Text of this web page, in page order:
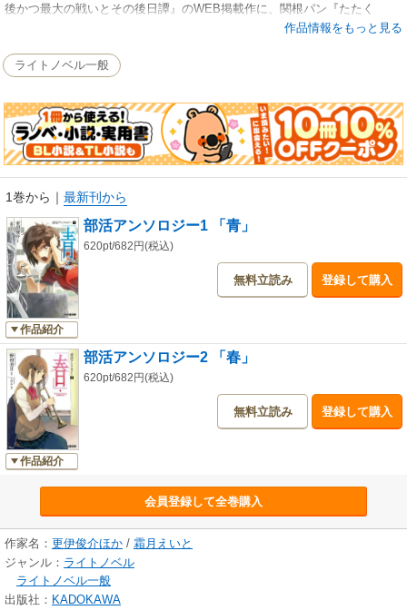
後かつ最大の戦いとその後日譚』のWEB掲載作に、関根パン『たたく
ぶ』、櫂末高彰『バビ部！』、佐々原史緒『サルと踊れば』の書き下ろし
エピソード集、第1弾！
作品情報をもっと見る
ライトノベル一般
1巻から ｜ 最新刊から
作品紹介
部活アンソロジー1 「青」
620pt/682円(税込)
無料立読み 登録して購入
作品紹介
部活アンソロジー2 「春」
620pt/682円(税込)
無料立読み 登録して購入
会員登録して全巻購入
作家名： 更伊俊介ほか / 霜月えいと
ジャンル： ライトノベル
ライトノベル一般
出版社： KADOKAWA